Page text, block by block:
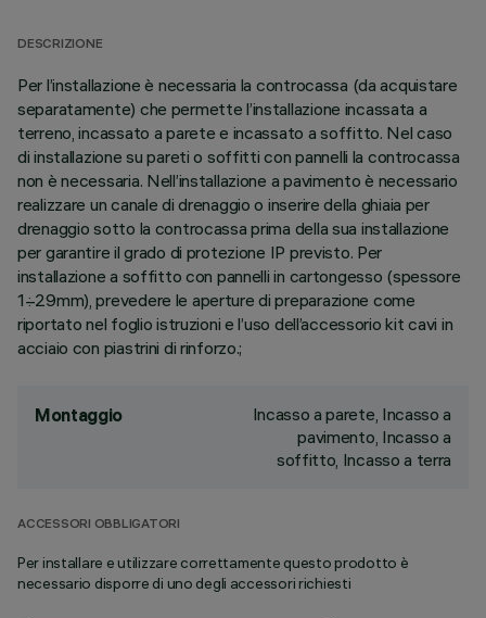
DESCRIZIONE
Per l’installazione è necessaria la controcassa (da acquistare
separatamente) che permette l’installazione incassata a
terreno, incassato a parete e incassato a soffitto. Nel caso
di installazione su pareti o soffitti con pannelli la controcassa
non è necessaria. Nell’installazione a pavimento è necessario
realizzare un canale di drenaggio o inserire della ghiaia per
drenaggio sotto la controcassa prima della sua installazione
per garantire il grado di protezione IP previsto. Per
installazione a soffitto con pannelli in cartongesso (spessore
1÷29mm), prevedere le aperture di preparazione come
riportato nel foglio istruzioni e l’uso dell’accessorio kit cavi in
acciaio con piastrini di rinforzo.;
Montaggio
Incasso a parete, Incasso a
pavimento, Incasso a
soffitto, Incasso a terra
ACCESSORI OBBLIGATORI
Per installare e utilizzare correttamente questo prodotto è
necessario disporre di uno degli accessori richiesti